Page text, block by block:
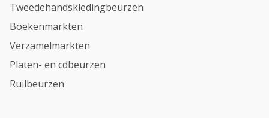
Tweedehandskledingbeurzen
Boekenmarkten
Verzamelmarkten
Platen- en cdbeurzen
Ruilbeurzen